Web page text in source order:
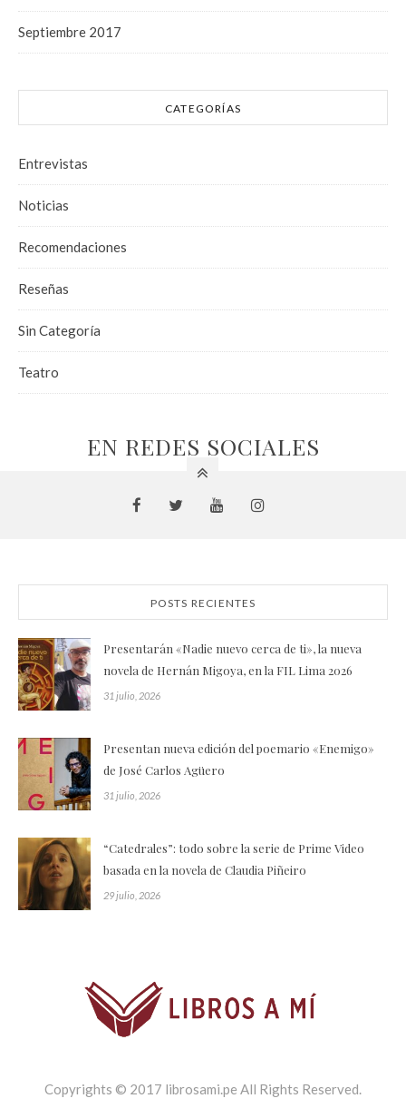
Septiembre 2017
CATEGORÍAS
Entrevistas
Noticias
Recomendaciones
Reseñas
Sin Categoría
Teatro
EN REDES SOCIALES
POSTS RECIENTES
Presentarán «Nadie nuevo cerca de ti», la nueva
novela de Hernán Migoya, en la FIL Lima 2026
31 julio, 2026
Presentan nueva edición del poemario «Enemigo»
de José Carlos Agüero
31 julio, 2026
“Catedrales”: todo sobre la serie de Prime Video
basada en la novela de Claudia Piñeiro
29 julio, 2026
Copyrights © 2017 librosami.pe All Rights Reserved.